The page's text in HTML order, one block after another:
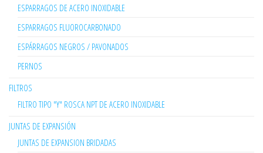
ESPARRAGOS DE ACERO INOXIDABLE
ESPARRAGOS FLUOROCARBONADO
ESPÁRRAGOS NEGROS / PAVONADOS
PERNOS
FILTROS
FILTRO TIPO "Y" ROSCA NPT DE ACERO INOXIDABLE
JUNTAS DE EXPANSIÓN
JUNTAS DE EXPANSION BRIDADAS